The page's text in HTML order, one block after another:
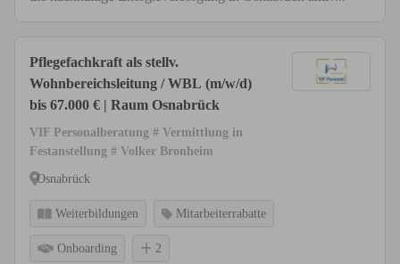
Pflegefachkraft als stellv.
Wohnbereichsleitung / WBL (m/w/d)
bis 67.000 € | Raum Osnabrück
VIF Personalberatung # Vermittlung in
Festanstellung # Volker Bronheim
Osnabrück
Weiterbildungen Mitarbeiterrabatte
Onboarding 2